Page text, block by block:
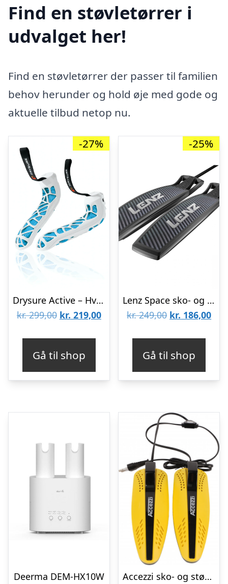
Find en støvletørrer i
udvalget her!
Find en støvletørrer der passer til familien
behov herunder og hold øje med gode og
aktuelle tilbud netop nu.
-27%
Drysure Active – Hvid/Blå – S (36-41)
kr.299,00 Den
var:
kr. 299,00.
kr. 219,00Den
kr. 219,00.
Gå til shop
-25%
Lenz Space sko- og støvlevarmer
kr.249,00 Den
var:
kr. 249,00.
kr. 186,00Den
kr.
Gå til shop
Deerma DEM-HX10W
Accezzi sko- og støvlevarmer, sort/gul